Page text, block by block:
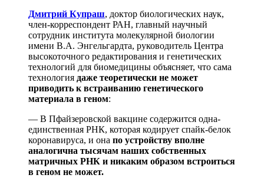
Дмитрий Купраш, доктор биологических наук,
член-корреспондент РАН, главный научный
сотрудник института молекулярной биологии
имени В.А. Энгельгардта, руководитель Центра
высокоточного редактирования и генетических
технологий для биомедицины объясняет, что сама
технология даже теоретически не может
приводить к встраиванию генетического
материала в геном:
— В Пфайзеровской вакцине содержится одна-
единственная РНК, которая кодирует спайк-белок
коронавируса, и она по устройству вполне
аналогична тысячам наших собственных
матричных РНК и никаким образом встроиться
в геном не может.